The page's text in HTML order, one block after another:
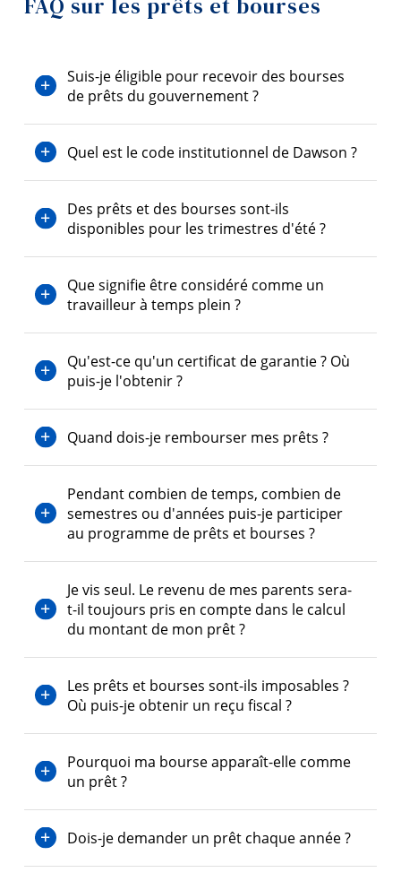
Prêts et bourses
Étudiants de la formation continue
Étudiants de l'AEC
FAQ sur les prêts et bourses
Programmes internes
Guide de démarrage rapide pour les prêts et bourses
Codes des programmes d'aide financière
Bourse d'aide financière du Collège
Suis-je éligible pour recevoir des bourses
de prêts du gouvernement ?
Quel est le code institutionnel de Dawson ?
Des prêts et des bourses sont-ils
disponibles pour les trimestres d'été ?
Que signifie être considéré comme un
travailleur à temps plein ?
Qu'est-ce qu'un certificat de garantie ? Où
puis-je l'obtenir ?
Quand dois-je rembourser mes prêts ?
Pendant combien de temps, combien de
semestres ou d'années puis-je participer
au programme de prêts et bourses ?
Je vis seul. Le revenu de mes parents sera-
t-il toujours pris en compte dans le calcul
du montant de mon prêt ?
Les prêts et bourses sont-ils imposables ?
Où puis-je obtenir un reçu fiscal ?
Pourquoi ma bourse apparaît-elle comme
un prêt ?
Dois-je demander un prêt chaque année ?
Admissions
Qui vous êtes
Futurs étudiants
Diplômé·es et visiteur·euses